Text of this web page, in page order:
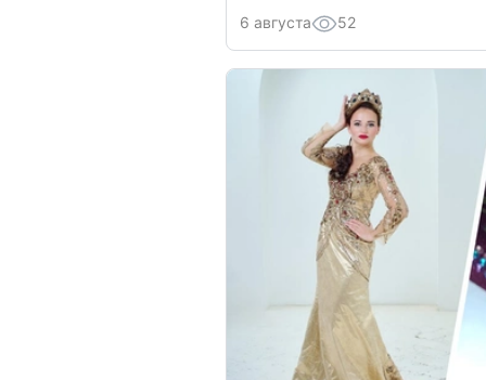
6 августа 52